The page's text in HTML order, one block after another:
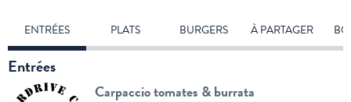
ENTRÉES PLATS BURGERS À PARTAGER
Entrées
Carpaccio tomates & burrata